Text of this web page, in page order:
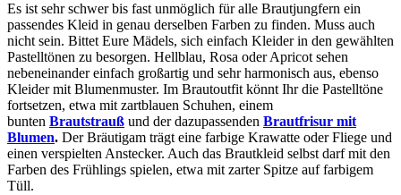
Es ist sehr schwer bis fast unmöglich für alle Brautjungfern ein
passendes Kleid in genau derselben Farben zu finden. Muss auch
nicht sein. Bittet Eure Mädels, sich einfach Kleider in den gewählten
Pastelltönen zu besorgen. Hellblau, Rosa oder Apricot sehen
nebeneinander einfach großartig und sehr harmonisch aus, ebenso
Kleider mit Blumenmuster. Im Brautoutfit könnt Ihr die Pastelltöne
fortsetzen, etwa mit zartblauen Schuhen, einem
bunten Brautstrauß und der dazupassenden Brautfrisur mit
Blumen. Der Bräutigam trägt eine farbige Krawatte oder Fliege und
einen verspielten Anstecker. Auch das Brautkleid selbst darf mit den
Farben des Frühlings spielen, etwa mit zarter Spitze auf farbigem
Tüll.